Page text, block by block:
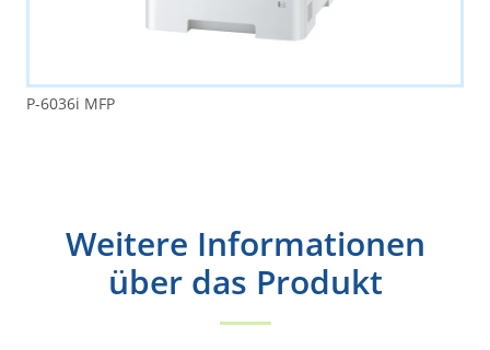
P-6036i MFP
Weitere Informationen
über das Produkt